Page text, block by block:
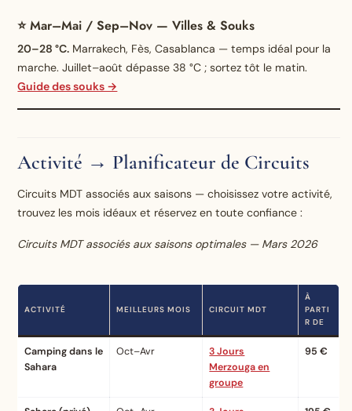
⭐ Mar–Mai / Sep–Nov — Villes & Souks
20–28 °C. Marrakech, Fès, Casablanca — temps idéal pour la
marche. Juillet–août dépasse 38 °C ; sortez tôt le matin.
Guide des souks →
Activité → Planificateur de Circuits
Circuits MDT associés aux saisons — choisissez votre activité,
trouvez les mois idéaux et réservez en toute confiance :
Circuits MDT associés aux saisons optimales — Mars 2026
ACTIVITÉ MEILLEURS MOIS CIRCUIT MDT
À
PARTI
R DE
Camping dans le
Sahara
Oct–Avr
3 Jours
Merzouga en
groupe
95 €